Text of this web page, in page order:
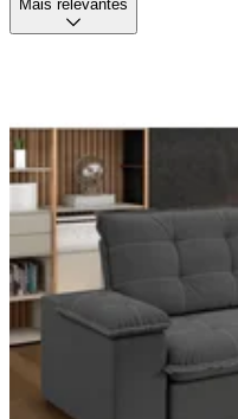
Mais relevantes